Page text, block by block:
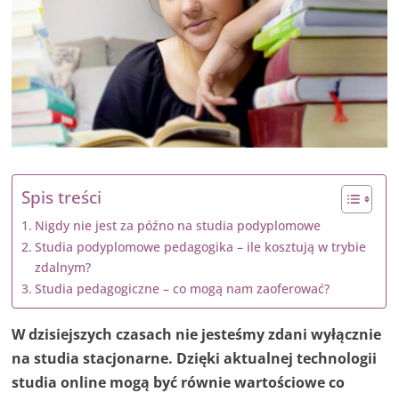
Spis treści
Nigdy nie jest za późno na studia podyplomowe
Studia podyplomowe pedagogika – ile kosztują w trybie
zdalnym?
Studia pedagogiczne – co mogą nam zaoferować?
W dzisiejszych czasach nie jesteśmy zdani wyłącznie
na studia stacjonarne. Dzięki aktualnej technologii
studia online mogą być równie wartościowe co